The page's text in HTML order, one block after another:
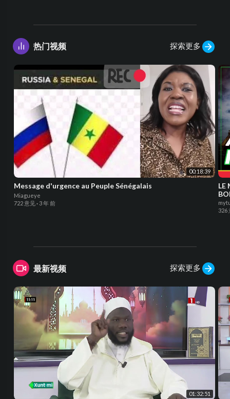
热门视频 探索更多
00:18:39
Message d'urgence au Peuple Sénégalais
Miagueye
722 意见· 3 年 前
LE
326
最新视频 探索更多
01:32:51